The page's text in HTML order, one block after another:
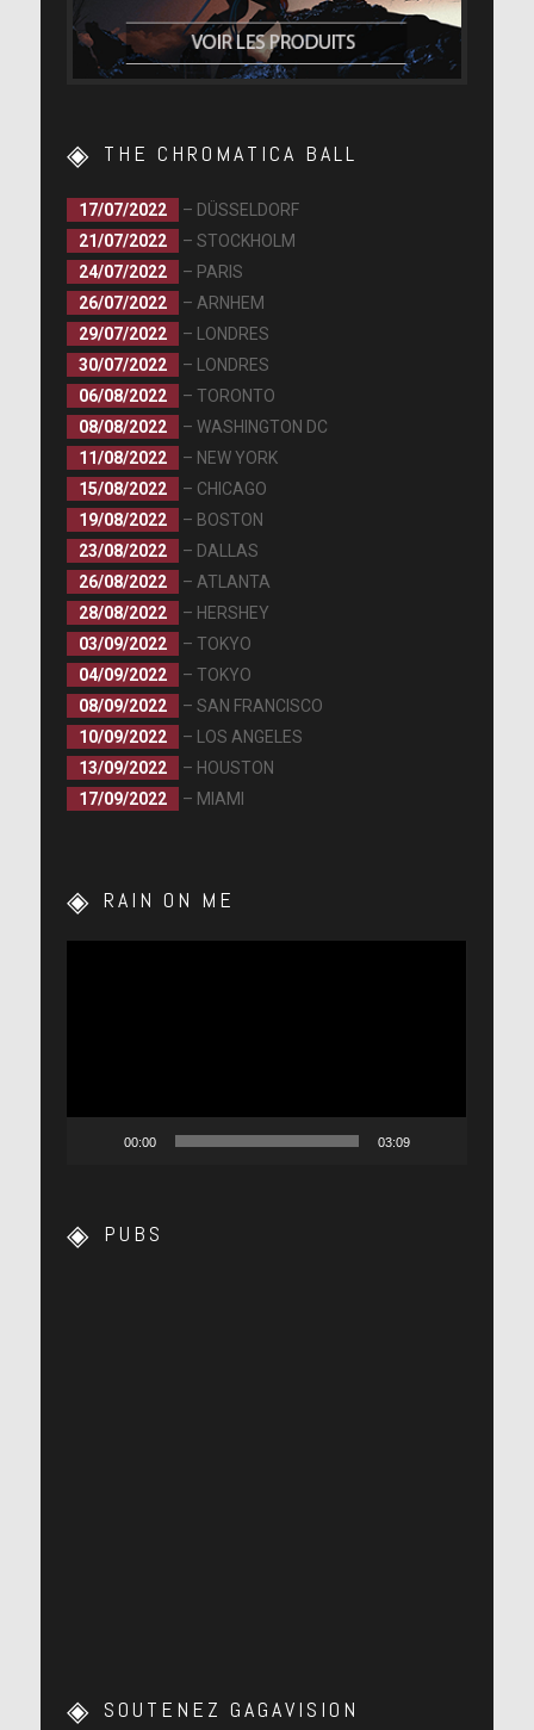
THE CHROMATICA BALL
17/07/2022
– DÜSSELDORF
21/07/2022
– STOCKHOLM
24/07/2022
– PARIS
26/07/2022
– ARNHEM
29/07/2022
– LONDRES
30/07/2022
– LONDRES
06/08/2022
– TORONTO
08/08/2022
– WASHINGTON DC
11/08/2022
– NEW YORK
15/08/2022
– CHICAGO
19/08/2022
– BOSTON
23/08/2022
– DALLAS
26/08/2022
– ATLANTA
28/08/2022
– HERSHEY
03/09/2022
– TOKYO
04/09/2022
– TOKYO
08/09/2022
– SAN FRANCISCO
10/09/2022
– LOS ANGELES
13/09/2022
– HOUSTON
17/09/2022
– MIAMI
RAIN ON ME
00:00 03:09
PUBS
SOUTENEZ GAGAVISION